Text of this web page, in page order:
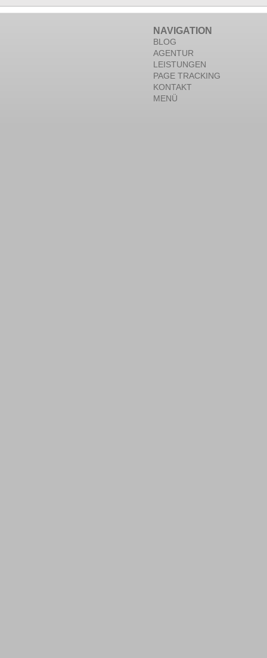
NAVIGATION
BLOG
AGENTUR
LEISTUNGEN
PAGE TRACKING
KONTAKT
MENÜ